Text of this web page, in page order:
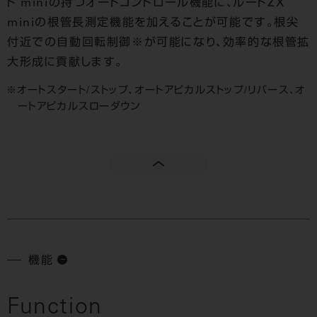
ト miniの持つオートコントロール機能に、ルートZX
miniの根管長測定機能を加えることが可能です。根尖
付近での自動回転制御※が可能になり、効率的な根管拡
大形成に貢献します。
オートスタート/ストップ、オートアピカルストップ/リバース、オ
ートアピカルスローダウン
機能
Function